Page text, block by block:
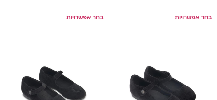
בחר אפשרויות בחר אפשרויות